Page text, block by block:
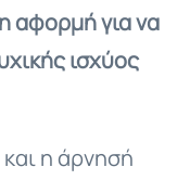
αφορμή για να
ισχύος
η άρνησή